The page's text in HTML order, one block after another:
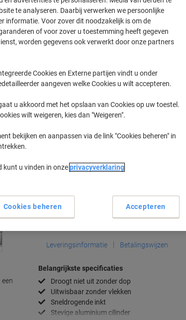
Kleurenassortiment Medium
Stuks
2,99 €
Koop Meer,Bespaar Meer
15,48 € Incl. btw
1Pak 14,79 €
2 Pak 13,79 € -6%
Aantal
In
Aan een lijst toevoegen
Leveringsinformatie Betalingswijzen
Belangrijkste specificaties
Droogt niet uit zonder dop
Uitwisbaar zonder vlekken
Sneldrogende inkt
Stevige aluminium cilinder
te analyseren. Daarbij verwerken we persoonlijke
informatie. Voor zover dit noodzakelijk is om de
of voor zover u toestemming heeft gegeven
worden gegevens ook verwerkt door onze partners
Cookies en Externe partijen vindt u onder
aangeven welke Cookies u wilt accepteren.
u akkoord met het opslaan van Cookies op uw toestel.
wilt weigeren, kies dan "Weigeren".
bekijken en aanpassen via de link "Cookies beheren" in
kunt u vinden in onzeprivacyverklaring
Cookies beheren Accepteren